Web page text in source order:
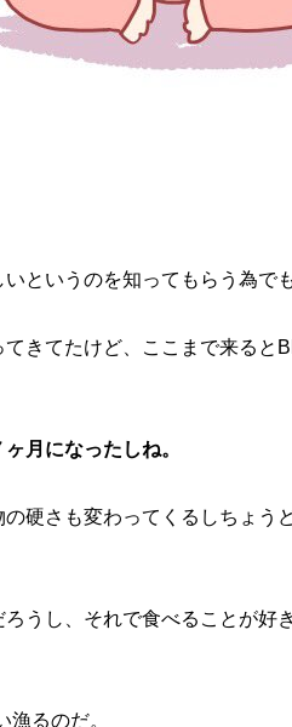
というのを知ってもらう為で
きてたけど、ここまで来ると
月になったしね。
硬さも変わってくるしちょう
うし、それで食べることが好
漁るのだ。